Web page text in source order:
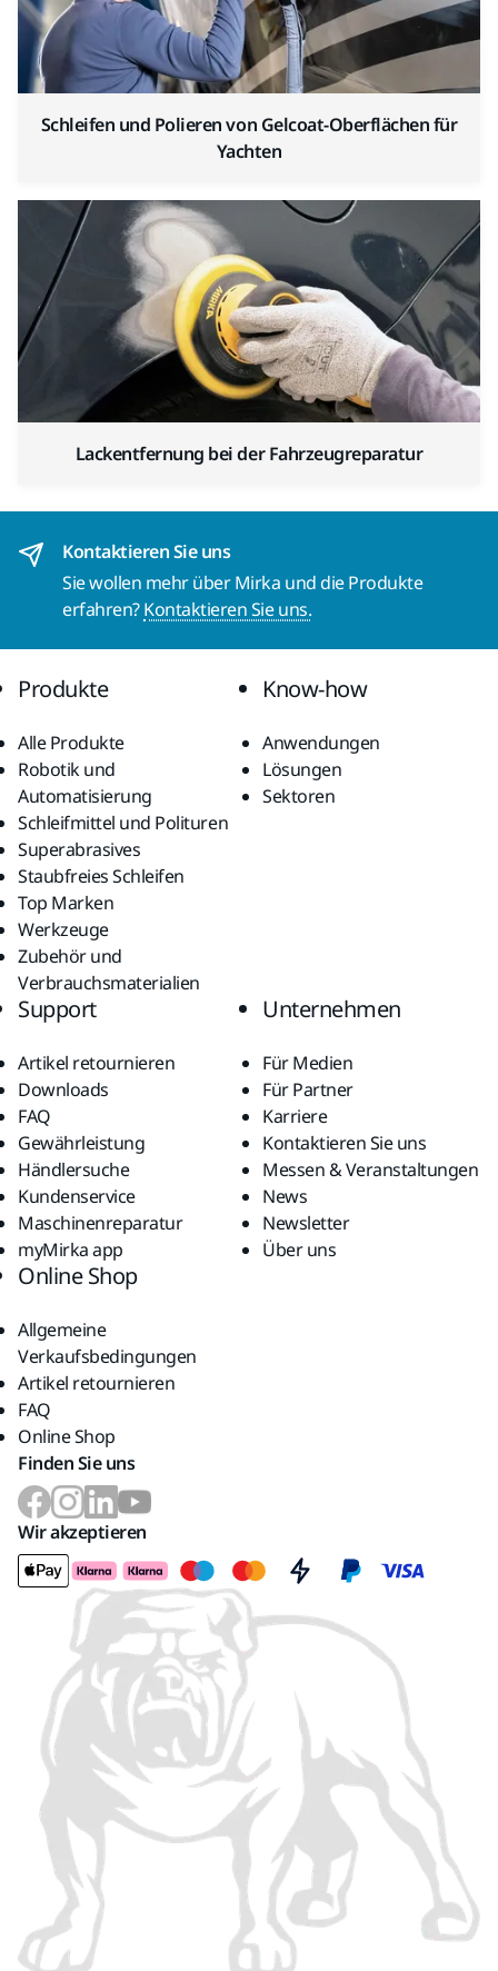
Schleifen und Polieren von Gelcoat-Oberflächen für
Yachten
Lackentfernung bei der Fahrzeugreparatur
Kontaktieren Sie uns
Sie wollen mehr über Mirka und die Produkte
erfahren?Kontaktieren Sie uns.
Produkte
Alle Produkte
Robotik und
Automatisierung
Schleifmittel und Polituren
Superabrasives
Staubfreies Schleifen
Top Marken
Werkzeuge
Zubehör und
Verbrauchsmaterialien
Know-how
Anwendungen
Lösungen
Sektoren
Support
Artikel retournieren
Downloads
FAQ
Gewährleistung
Händlersuche
Kundenservice
Maschinenreparatur
myMirka app
Unternehmen
Für Medien
Für Partner
Karriere
Kontaktieren Sie uns
Messen & Veranstaltungen
News
Newsletter
Über uns
Online Shop
Allgemeine
Verkaufsbedingungen
Artikel retournieren
FAQ
Online Shop
Finden Sie uns
Wir akzeptieren